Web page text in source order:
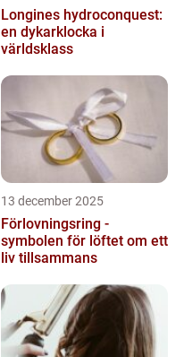
Longines hydroconquest:
en dykarklocka i
världsklass
13 december 2025
Förlovningsring -
symbolen för löftet om ett
liv tillsammans